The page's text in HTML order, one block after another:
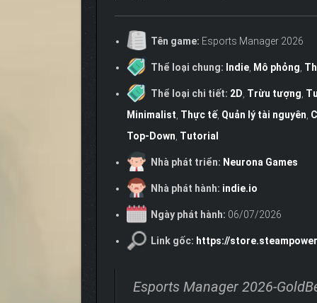
Tên game: Esports Manager 2026
Thể loại chung: Indie, Mô phỏng,
Thể loại chi tiết: 2D, Trừu tượng,
Minimalist, Thực tế, Quản lý tài nguyên,
Top-Down, Tutorial
Nhà phát triển: Neurona Games
Nhà phát hành: indie.io
Ngày phát hành: 06/07/2026
Link gốc: https://
Esports Manager 2026-